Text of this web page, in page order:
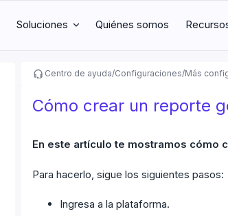
Soluciones Quiénes somos
Centro de ayuda/Configuraciones/Más
Cómo crear un reporte
En este artículo te mostramos cómo
Para hacerlo, sigue los siguientes pasos:
Ingresa a la plataforma.